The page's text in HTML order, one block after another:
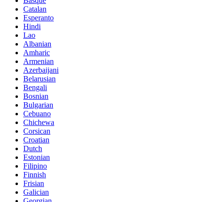
Catalan
Esperanto
Hindi
Lao
Albanian
Amharic
Armenian
Azerbaijani
Belarusian
Bengali
Bosnian
Bulgarian
Cebuano
Chichewa
Corsican
Croatian
Dutch
Estonian
Filipino
Finnish
Frisian
Galician